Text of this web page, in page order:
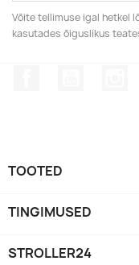
Võite tellimuse igal hetkel
kasutades õiguslikus
TOOTED
TINGIMUSED
STROLLER24